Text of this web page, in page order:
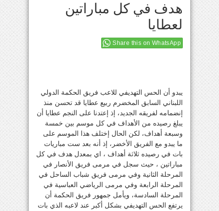
هدف في كل مباراتين
لعطايا
Share this on WhatsApp
يبدو أن الحس التهديفي للاعب فريق الحكمة الدولي
اللبناني السابق المخضرم ربيع عطايا قد تحسن منذ
إنضمامه لفريقه الجديد، إذ إعتدنا على النجم عطايا أن
يبلغ رصيده من الأهداف في كل موسم بين خمسة
وسبعة أهداف، لكن الحال إختلف هذا الموسم على
ما يبدو مع الفريق الأخضر، إذ أنه بعد ست مباريات
بات في رصيده ثلاثة أهداف ، اي بمعدل هدف في كل
مباراتين ، حيث سجل في مرمى فريق الأنصار في
المرحلة الثانية وفي مرمى فريق شباب الساحل في
المرحلة الرابعة وفي مرمى الرياضي العباسية في
المرحلة السادسة، ويأمل جمهور فريق الحكمة أن
يرتفع الحس التهديفي بشكل أكبر عند لاعبه الذي بات